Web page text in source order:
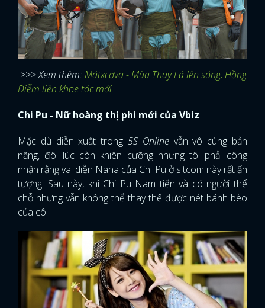
>>> Xem thêm:Mátxcơva - Mùa Thay Lá lên sóng, Hồng
Diễm liền khoe tóc mới
Chi Pu - Nữ hoàng thị phi mới của Vbiz
Mặc dù diễn xuất trong 5S Online vẫn vô cùng bản
năng, đôi lúc còn khiên cưỡng nhưng tôi phải công
nhận rằng vai diễn Nana của Chi Pu ở sitcom này rất ấn
tượng. Sau này, khi Chi Pu Nam tiến và có người thế
chỗ nhưng vẫn không thể thay thế được nét bánh bèo
của cô.